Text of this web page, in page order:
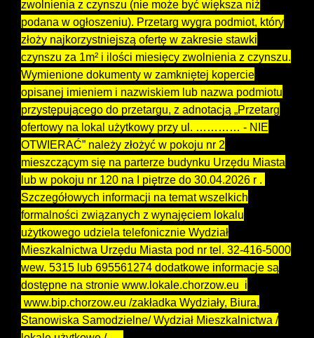
zwolnienia z czynszu (nie może być większa niż
podana w ogłoszeniu). Przetarg wygra podmiot, który
złoży najkorzystniejszą ofertę w zakresie stawki
czynszu za 1m² i ilości miesięcy zwolnienia z czynszu.
Wymienione dokumenty w zamkniętej kopercie
opisanej imieniem i nazwiskiem lub nazwa podmiotu
przystępującego do przetargu, z adnotacją „Przetarg
ofertowy na lokal użytkowy przy ul. ………… - NIE
OTWIERAĆ” należy złożyć w pokoju nr 2
mieszczącym się na parterze budynku Urzędu Miasta
lub w pokoju nr 120 na I piętrze do 30.04.2026 r .
Szczegółowych informacji na temat wszelkich
formalności związanych z wynajęciem lokalu
użytkowego udziela telefonicznie Wydział
Mieszkalnictwa Urzędu Miasta pod nr tel. 32-416-5000
wew. 5315 lub 695561274 dodatkowe informacje są
dostępne na stronie www.lokale.chorzow.eu i
www.bip.chorzow.eu /zakładka Wydziały, Biura,
Stanowiska Samodzielne/ Wydział Mieszkalnictwa /